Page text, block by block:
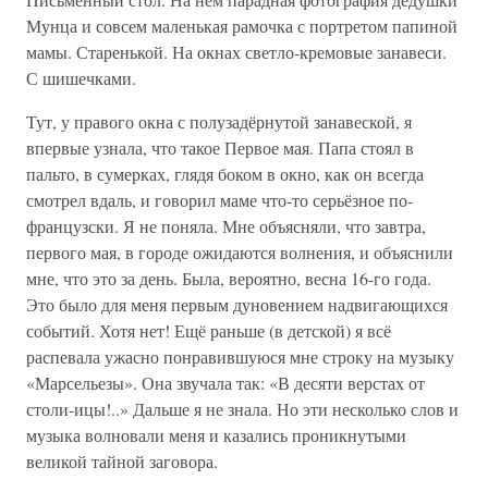
Мунца и совсем маленькая рамочка с портретом папиной
мамы. Старенькой. На окнах светло-кремовые занавеси.
С шишечками.
Тут, у правого окна с полузадёрнутой занавеской, я
впервые узнала, что такое Первое мая. Папа стоял в
пальто, в сумерках, глядя боком в окно, как он всегда
смотрел вдаль, и говорил маме что-то серьёзное по-
французски. Я не поняла. Мне объясняли, что завтра,
первого мая, в городе ожидаются волнения, и объяснили
мне, что это за день. Была, вероятно, весна 16-го года.
Это было для меня первым дуновением надвигающихся
событий. Хотя нет! Ещё раньше (в детской) я всё
распевала ужасно понравившуюся мне строку на музыку
«Марсельезы». Она звучала так: «В десяти верстах от
столи-ицы!..» Дальше я не знала. Но эти несколько слов и
музыка волновали меня и казались проникнутыми
великой тайной заговора.